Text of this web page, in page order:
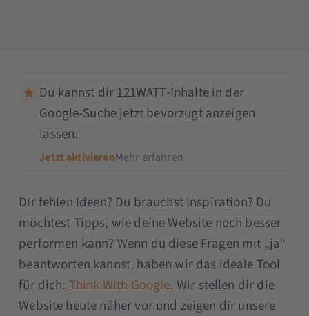
Du kannst dir 121WATT-Inhalte in der
Google-Suche jetzt bevorzugt anzeigen
lassen.
Jetzt aktivierenMehr erfahren
Dir fehlen Ideen? Du brauchst Inspiration? Du
möchtest Tipps, wie deine Website noch besser
performen kann? Wenn du diese Fragen mit „ja“
beantworten kannst, haben wir das ideale Tool
für dich: Think With Google. Wir stellen dir die
Website heute näher vor und zeigen dir unsere